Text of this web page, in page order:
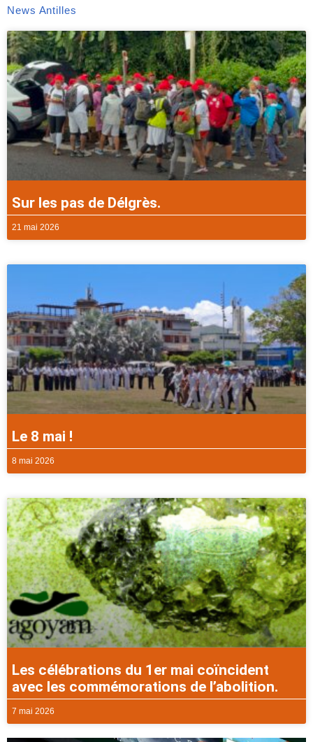
News Antilles
Sur les pas de Délgrès.
21 mai 2026
Le 8 mai !
8 mai 2026
Les célébrations du 1er mai coïncident
avec les commémorations de l’abolition.
7 mai 2026